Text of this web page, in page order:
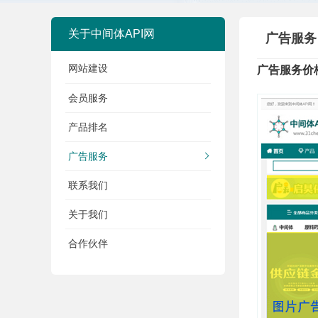
关于中间体API网
网站建设
会员服务
产品排名
广告服务
联系我们
关于我们
合作伙伴
广告服务
广告服务价